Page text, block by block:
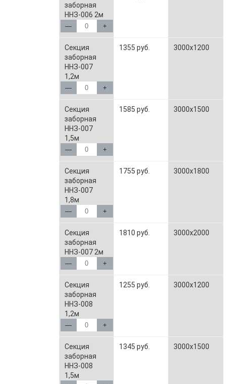
заборная
ННЗ-006 2м
— +
Секция
заборная
ННЗ-007
1,2м
— +
1355 руб. 3000x1200
Секция
заборная
ННЗ-007
1,5м
— +
1585 руб. 3000x1500
Секция
заборная
ННЗ-007
1,8м
— +
1755 руб. 3000x1800
Секция
заборная
ННЗ-007 2м
— +
1810 руб. 3000x2000
Секция
заборная
ННЗ-008
1,2м
— +
1255 руб. 3000x1200
Секция
заборная
ННЗ-008
1,5м
1345 руб. 3000x1500